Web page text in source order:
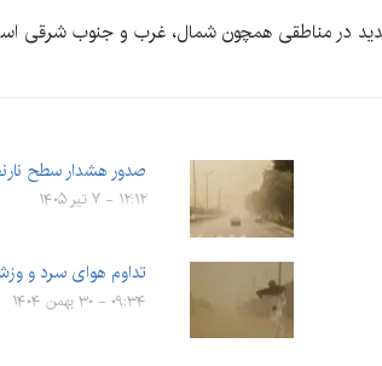
در مناطقی همچون شمال، غرب و جنوب شرقی
صدور هشدار سطح
۱۲:۱۲ - ۷ تیر ۱۴۰۵
تداوم هوای سرد و
۰۹:۳۴ - ۳۰ بهمن ۱۴۰۴